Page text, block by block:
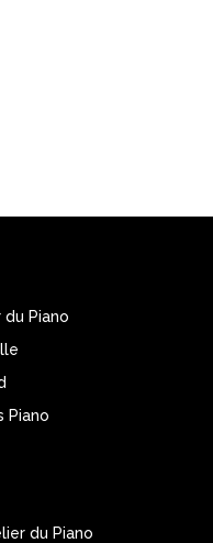
du Piano
Piano
du Piano